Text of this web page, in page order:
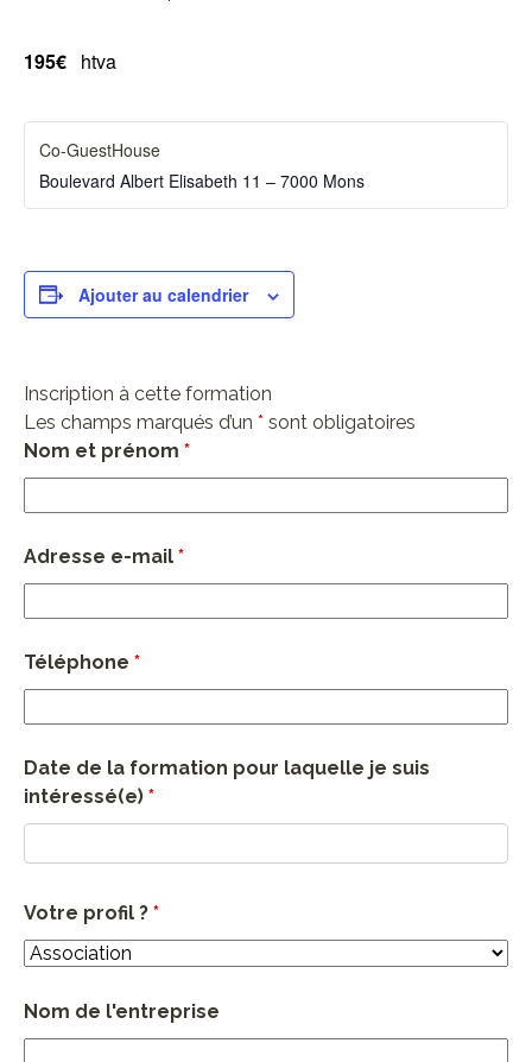
195€ htva
Co-GuestHouse
Boulevard Albert Elisabeth 11 – 7000 Mons
Ajouter au calendrier
Inscription à cette formation
Les champs marqués d’un * sont obligatoires
Nom et prénom *
Adresse e-mail *
Téléphone *
Date de la formation pour laquelle je suis
intéressé(e) *
Votre profil ? *
Nom de l'entreprise